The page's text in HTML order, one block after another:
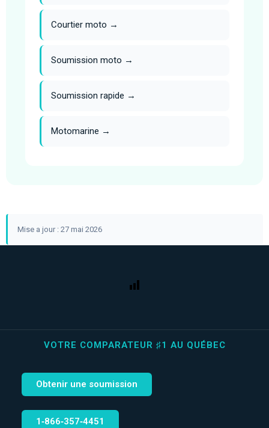
Courtier moto →
Soumission moto →
Soumission rapide →
Motomarine →
Mise a jour : 27 mai 2026
VOTRE COMPARATEUR ♯1 AU QUÉBEC
Obtenir une soumission
1‑866‑357‑4451